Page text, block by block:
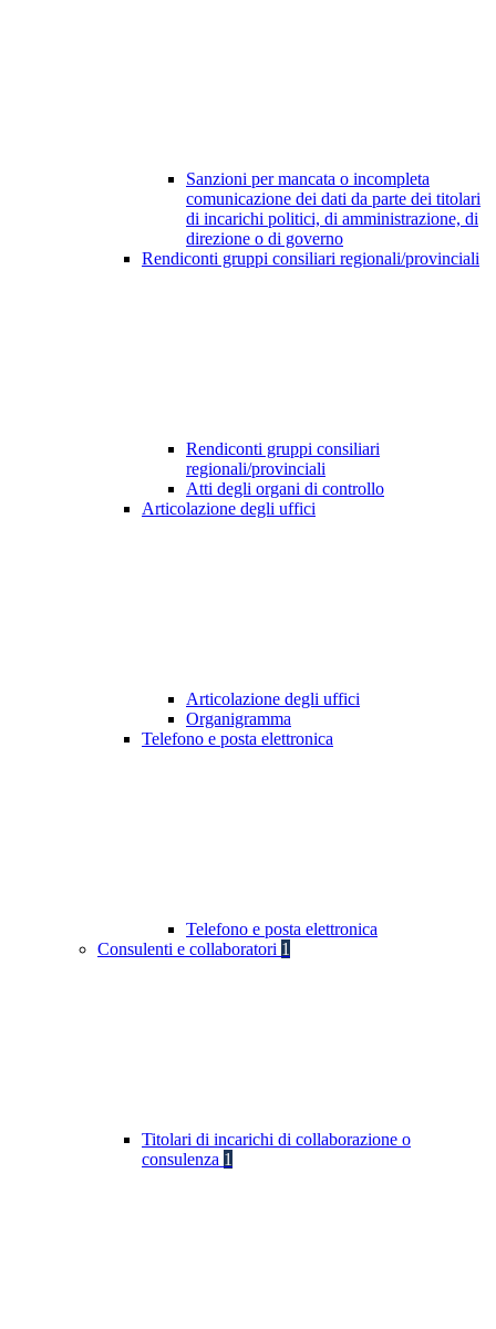
Sanzioni per mancata o incompleta
comunicazione dei dati da parte dei titolari
di incarichi politici, di amministrazione, di
direzione o di governo
Rendiconti gruppi consiliari regionali/provinciali
Rendiconti gruppi consiliari
regionali/provinciali
Atti degli organi di controllo
Articolazione degli uffici
Articolazione degli uffici
Organigramma
Telefono e posta elettronica
Telefono e posta elettronica
Consulenti e collaboratori 1
Titolari di incarichi di collaborazione o
consulenza 1